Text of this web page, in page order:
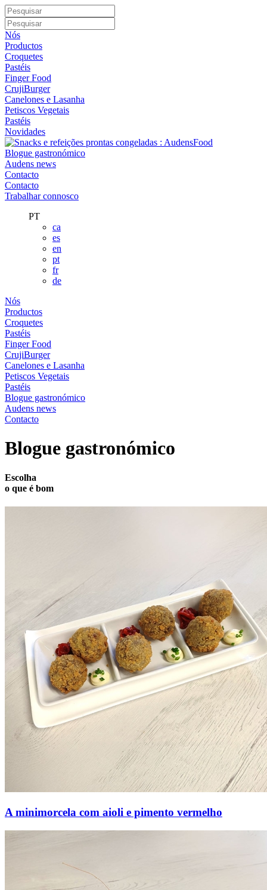
Nós
Productos
Croquetes
Pastéis
Finger Food
CrujiBurger
Canelones e Lasanha
Petiscos Vegetais
Pastéis
Novidades
Blogue gastronómico
Audens news
Contacto
Contacto
Trabalhar connosco
PT
ca
es
en
pt
fr
de
Nós
Productos
Croquetes
Pastéis
Finger Food
CrujiBurger
Canelones e Lasanha
Petiscos Vegetais
Pastéis
Blogue gastronómico
Audens news
Contacto
Blogue gastronómico
Escolha
o que é bom
A minimorcela com aioli e pimento vermelho